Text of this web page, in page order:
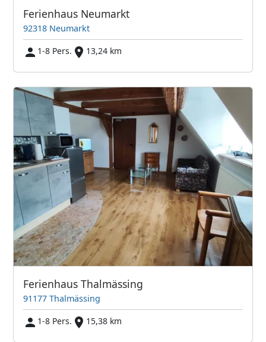
Ferienhaus Neumarkt
92318 Neumarkt
1-8 Pers.
13,24 km
Ferienhaus Thalmässing
91177 Thalmässing
1-8 Pers.
15,38 km